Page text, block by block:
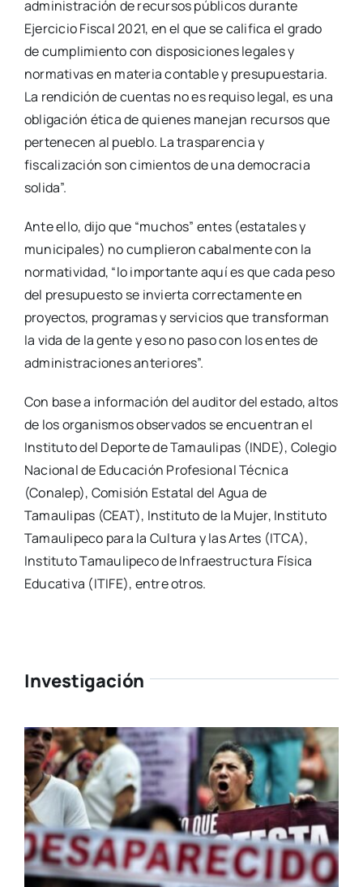
administración de recursos públicos durante
Ejercicio Fiscal 2021, en el que se califica el grado
de cumplimiento con disposiciones legales y
normativas en materia contable y presupuestaria.
La rendición de cuentas no es requiso legal, es una
obligación ética de quienes manejan recursos que
pertenecen al pueblo. La trasparencia y
fiscalización son cimientos de una democracia
solida”.
Ante ello, dijo que “muchos” entes (estatales y
municipales) no cumplieron cabalmente con la
normatividad, “lo importante aquí es que cada peso
del presupuesto se invierta correctamente en
proyectos, programas y servicios que transforman
la vida de la gente y eso no paso con los entes de
administraciones anteriores”.
Con base a información del auditor del estado, altos
de los organismos observados se encuentran el
Instituto del Deporte de Tamaulipas (INDE), Colegio
Nacional de Educación Profesional Técnica
(Conalep), Comisión Estatal del Agua de
Tamaulipas (CEAT), Instituto de la Mujer, Instituto
Tamaulipeco para la Cultura y las Artes (ITCA),
Instituto Tamaulipeco de Infraestructura Física
Educativa (ITIFE), entre otros.
Investigación